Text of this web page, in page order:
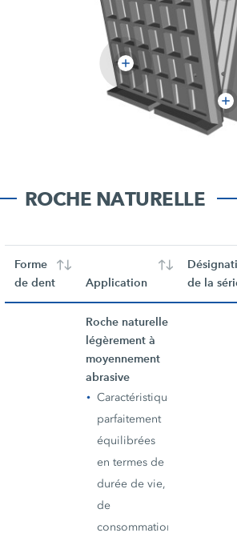
ROCHE NATURELLE
Forme
de dent
Application
de la
Roche naturelle
légèrement à
moyennement
abrasive
Caractéristiques
parfaitement
équilibrées
en termes de
durée de vie,
de
consommation